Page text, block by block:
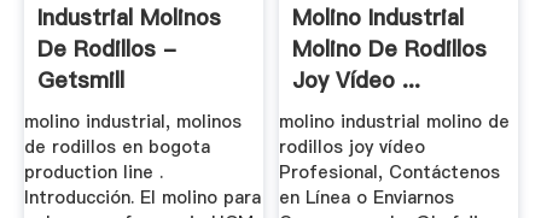
Industrial Molinos
De Rodillos -
Getsmill
molino industrial, molinos
de rodillos en bogota
production line .
Introducción. El molino para
Molino Industrial
Molino De Rodillos
Joy Vídeo ...
molino industrial molino de
rodillos joy vídeo
Profesional, Contáctenos
en Línea o Enviarnos